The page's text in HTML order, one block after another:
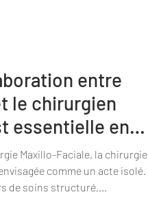
entre
le chirurgien
essentielle en
Maxillo-Faciale, la chirurgie
comme un acte isolé.
de soins structuré,